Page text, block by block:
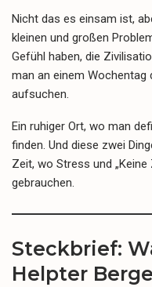
Nicht das es einsam ist,
kleinen und großen
Gefühl haben, die
man an einem Wochentag
aufsuchen.
Ein ruhiger Ort, wo man
finden. Und diese zwei
Zeit, wo Stress und
gebrauchen.
Steckbrief:
Helpter